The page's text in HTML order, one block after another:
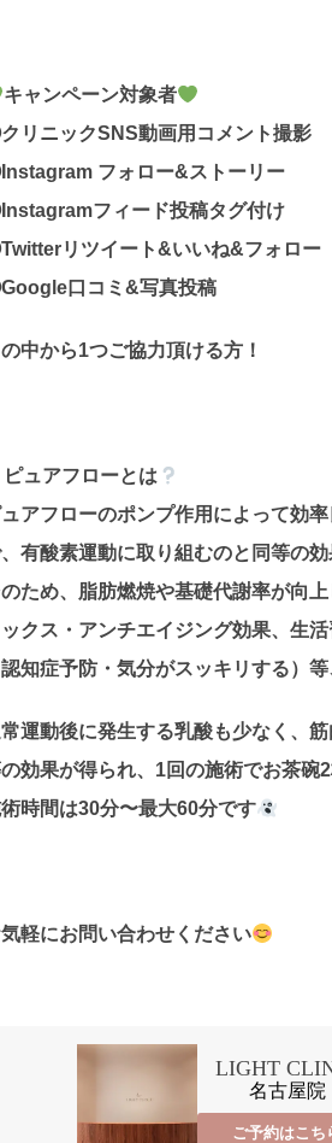
キャンペーン対象者
リニックSNS動画用コメント撮影
フォロー&ストーリー
フィード投稿タグ付け
リツイート&いいね&フォロー
口コミ&写真投稿
中から1つご協力頂ける方！
ピュアフローとは
アフローのポンプ作用によって効
有酸素運動に取り組むのと同等の効
ため、脂肪燃焼や基礎代謝率が向
クス・アンチエイジング効果、生
知症予防・気分がスッキリする）
運動後に発生する乳酸も少なく、
効果が得られ、1回の施術でお茶碗
時間は30分〜最大60分です
軽にお問い合わせください
LIGHT
名古屋院
ご予約はこち